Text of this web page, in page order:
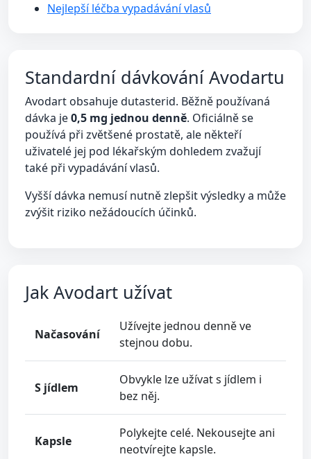
Nejlepší léčba vypadávání vlasů
Standardní dávkování Avodartu
Avodart obsahuje dutasterid. Běžně používaná
dávka je0,5 mg jednou denně. Oficiálně se
používá při zvětšené prostatě, ale někteří
uživatelé jej pod lékařským dohledem zvažují
také při vypadávání vlasů.
Vyšší dávka nemusí nutně zlepšit výsledky a může
zvýšit riziko nežádoucích účinků.
Jak Avodart užívat
Načasování
Užívejte jednou denně ve
stejnou dobu.
S jídlem
Obvykle lze užívat s jídlem i
bez něj.
Kapsle
Polykejte celé. Nekousejte ani
neotvírejte kapsle.